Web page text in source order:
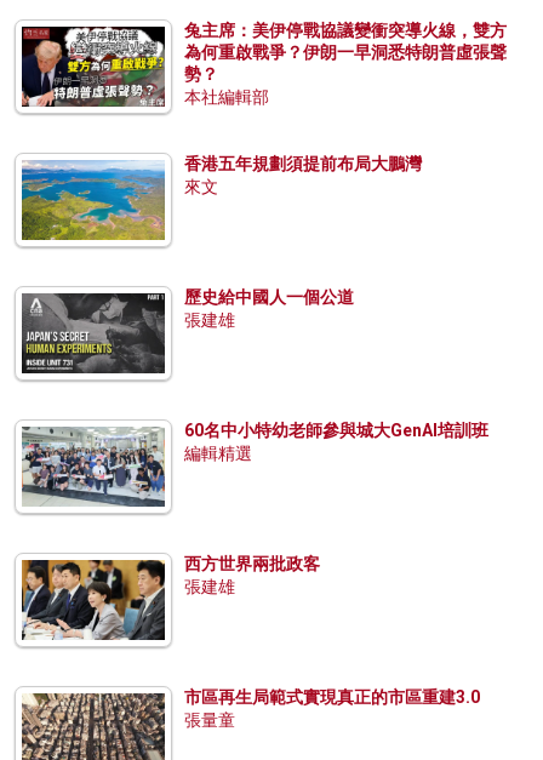
兔主席：美伊停戰協議變衝突導火線，雙方
為何重啟戰爭？伊朗一早洞悉特朗普虛張聲
勢？
本社編輯部
香港五年規劃須提前布局大鵬灣
來文
歷史給中國人一個公道
張建雄
60名中小特幼老師參與城大GenAI培訓班
編輯精選
西方世界兩批政客
張建雄
市區再生局範式實現真正的市區重建3.0
張量童